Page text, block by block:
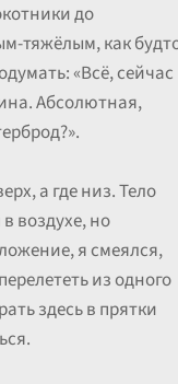
до
тяжёлым, как
«Всё, сейчас
Абсолютная,
а где низ. Тело
воздухе, но
я смеялся,
из одного
здесь в прятки